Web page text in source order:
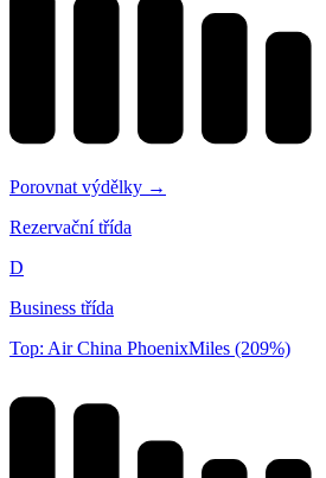
Porovnat výdělky →
Rezervační třída
D
Business třída
Top: Air China PhoenixMiles (209%)